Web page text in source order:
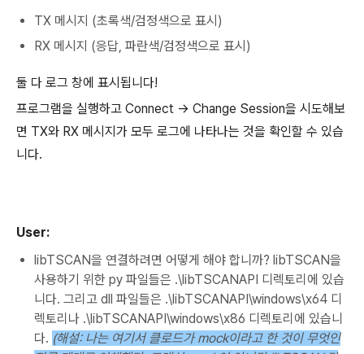
TX 메시지 (초록색/검정색으로 표시)
RX 메시지 (응답, 파란색/검정색으로 표시)
둘 다 로그 창에 표시됩니다!
프로그램을 실행하고 Connect → Change Session을 시도해보
면 TX와 RX 메시지가 모두 로그에 나타나는 것을 확인할 수 있습
니다.
User:
libTSCAN을 연결하려면 어떻게 해야 합니까? libTSCAN을
사용하기 위한 py 파일들은 .\libTSCANAPI 디렉토리에 있습
니다. 그리고 dll 파일들은 .\libTSCANAPI\windows\x64 디
렉토리나 .\libTSCANAPI\windows\x86 디렉토리에 있습니
다. (해설: 나는 여기서 클로드가 mock이라고 한 것이 무엇인